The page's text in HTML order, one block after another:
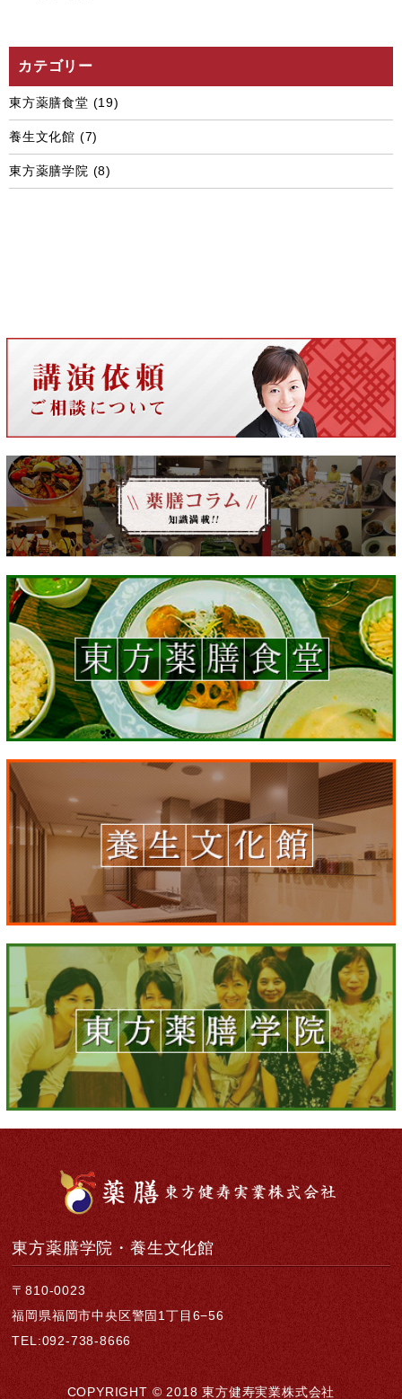
カテゴリー
東方薬膳食堂 (19)
養生文化館 (7)
東方薬膳学院 (8)
東方薬膳学院・養生文化館
〒810-0023
福岡県福岡市中央区警固1丁目6−56
TEL:092-738-8666
COPYRIGHT © 2018 東方健寿実業株式会社